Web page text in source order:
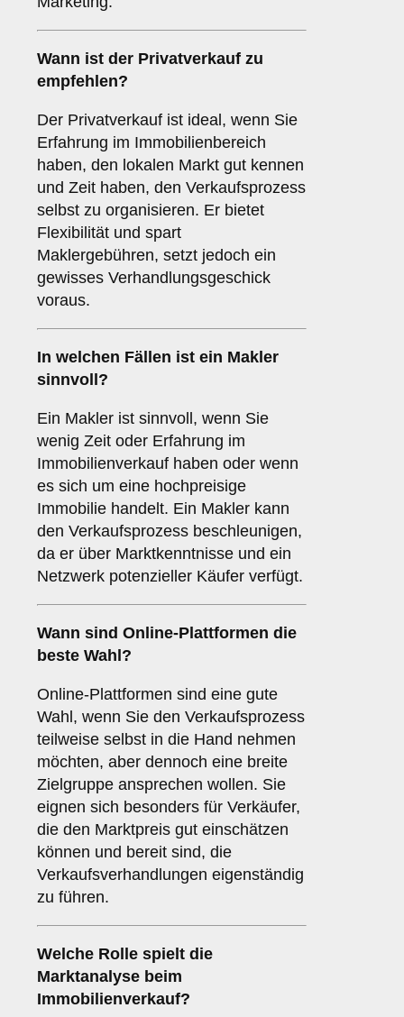
Wann ist der Privatverkauf zu
empfehlen?
Der Privatverkauf ist ideal, wenn Sie
Erfahrung im Immobilienbereich
haben, den lokalen Markt gut kennen
und Zeit haben, den Verkaufsprozess
selbst zu organisieren. Er bietet
Flexibilität und spart
Maklergebühren, setzt jedoch ein
gewisses Verhandlungsgeschick
voraus.
In welchen Fällen ist ein Makler
sinnvoll?
Ein Makler ist sinnvoll, wenn Sie
wenig Zeit oder Erfahrung im
Immobilienverkauf haben oder wenn
es sich um eine hochpreisige
Immobilie handelt. Ein Makler kann
den Verkaufsprozess beschleunigen,
da er über Marktkenntnisse und ein
Netzwerk potenzieller Käufer verfügt.
Wann sind Online-Plattformen die
beste Wahl?
Online-Plattformen sind eine gute
Wahl, wenn Sie den Verkaufsprozess
teilweise selbst in die Hand nehmen
möchten, aber dennoch eine breite
Zielgruppe ansprechen wollen. Sie
eignen sich besonders für Verkäufer,
die den Marktpreis gut einschätzen
können und bereit sind, die
Verkaufsverhandlungen eigenständig
zu führen.
Welche Rolle spielt die
Marktanalyse beim
Immobilienverkauf?